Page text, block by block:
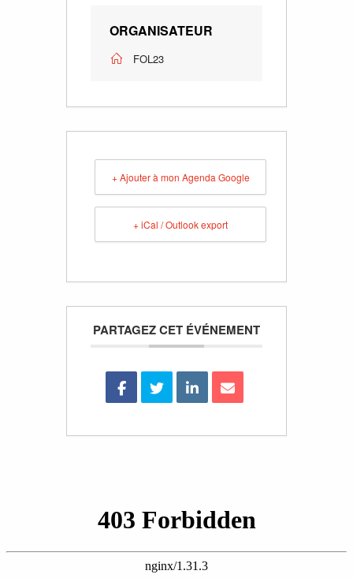
ORGANISATEUR
FOL23
+ Ajouter à mon Agenda Google
+ iCal / Outlook export
PARTAGEZ CET ÉVÉNEMENT